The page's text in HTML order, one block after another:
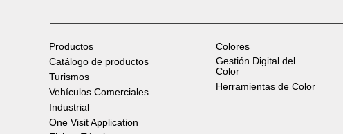
Productos
Catálogo de productos
Turismos
Vehículos Comerciales
Industrial
One Visit Application
Colores
Gestión Digital del
Color
Herramientas de Color